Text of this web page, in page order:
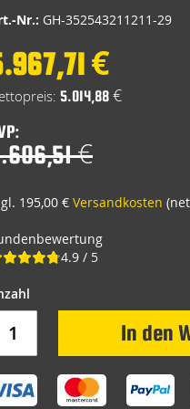
Nr.: GH-352543211211-29
€
5.014,88 €
€
195,00 € Versandkosten
4.9 / 5
In den